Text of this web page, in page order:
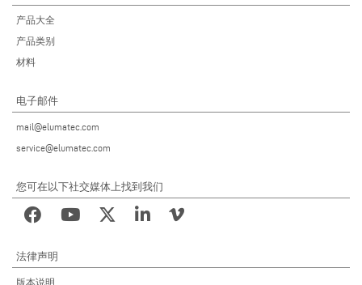
产品大全
产品类别
材料
电子邮件
mail@elumatec.com
service@elumatec.com
您可在以下社交媒体上找到我们
法律声明
版本说明